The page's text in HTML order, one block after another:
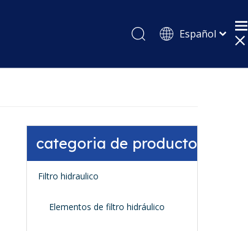
Español
Pусский
categoria de producto
Filtro hidraulico
Elementos de filtro hidráulico